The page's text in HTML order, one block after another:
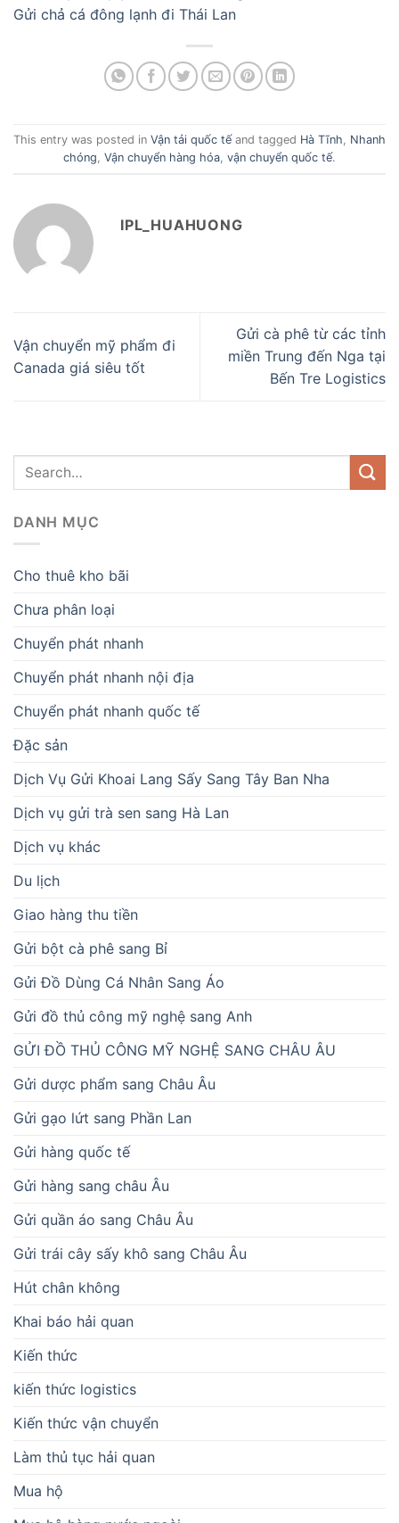
Gửi chả cá đông lạnh đi Thái Lan
This entry was posted in Vận tải quốc tếand tagged Hà Tĩnh
Nhanh
chóng Vận chuyển hàng hóa vận chuyển quốc tế.
IPL_HUAHUONG
Vận chuyển mỹ phẩm đi
Canada giá siêu tốt
Gửi cà phê từ các tỉnh
miền Trung đến Nga tại
Bến Tre Logistics
DANH MỤC
Cho thuê kho bãi
Chưa phân loại
Chuyển phát nhanh
Chuyển phát nhanh nội địa
Chuyển phát nhanh quốc tế
Đặc sản
Dịch Vụ Gửi Khoai Lang Sấy Sang Tây Ban Nha
Dịch vụ gửi trà sen sang Hà Lan
Dịch vụ khác
Du lịch
Giao hàng thu tiền
Gửi bột cà phê sang Bỉ
Gửi Đồ Dùng Cá Nhân Sang Áo
Gửi đồ thủ công mỹ nghệ sang Anh
GỬI ĐỒ THỦ CÔNG MỸ NGHỆ SANG CHÂU ÂU
Gửi dược phẩm sang Châu Âu
Gửi gạo lứt sang Phần Lan
Gửi hàng quốc tế
Gửi hàng sang châu Âu
Gửi quần áo sang Châu Âu
Gửi trái cây sấy khô sang Châu Âu
Hút chân không
Khai báo hải quan
Kiến thức
kiến thức logistics
Kiến thức vận chuyển
Làm thủ tục hải quan
Mua hộ